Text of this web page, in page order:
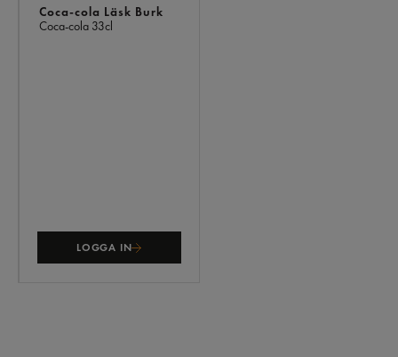
Coca-cola Läsk Burk
Coca-cola 33cl
LOGGA IN